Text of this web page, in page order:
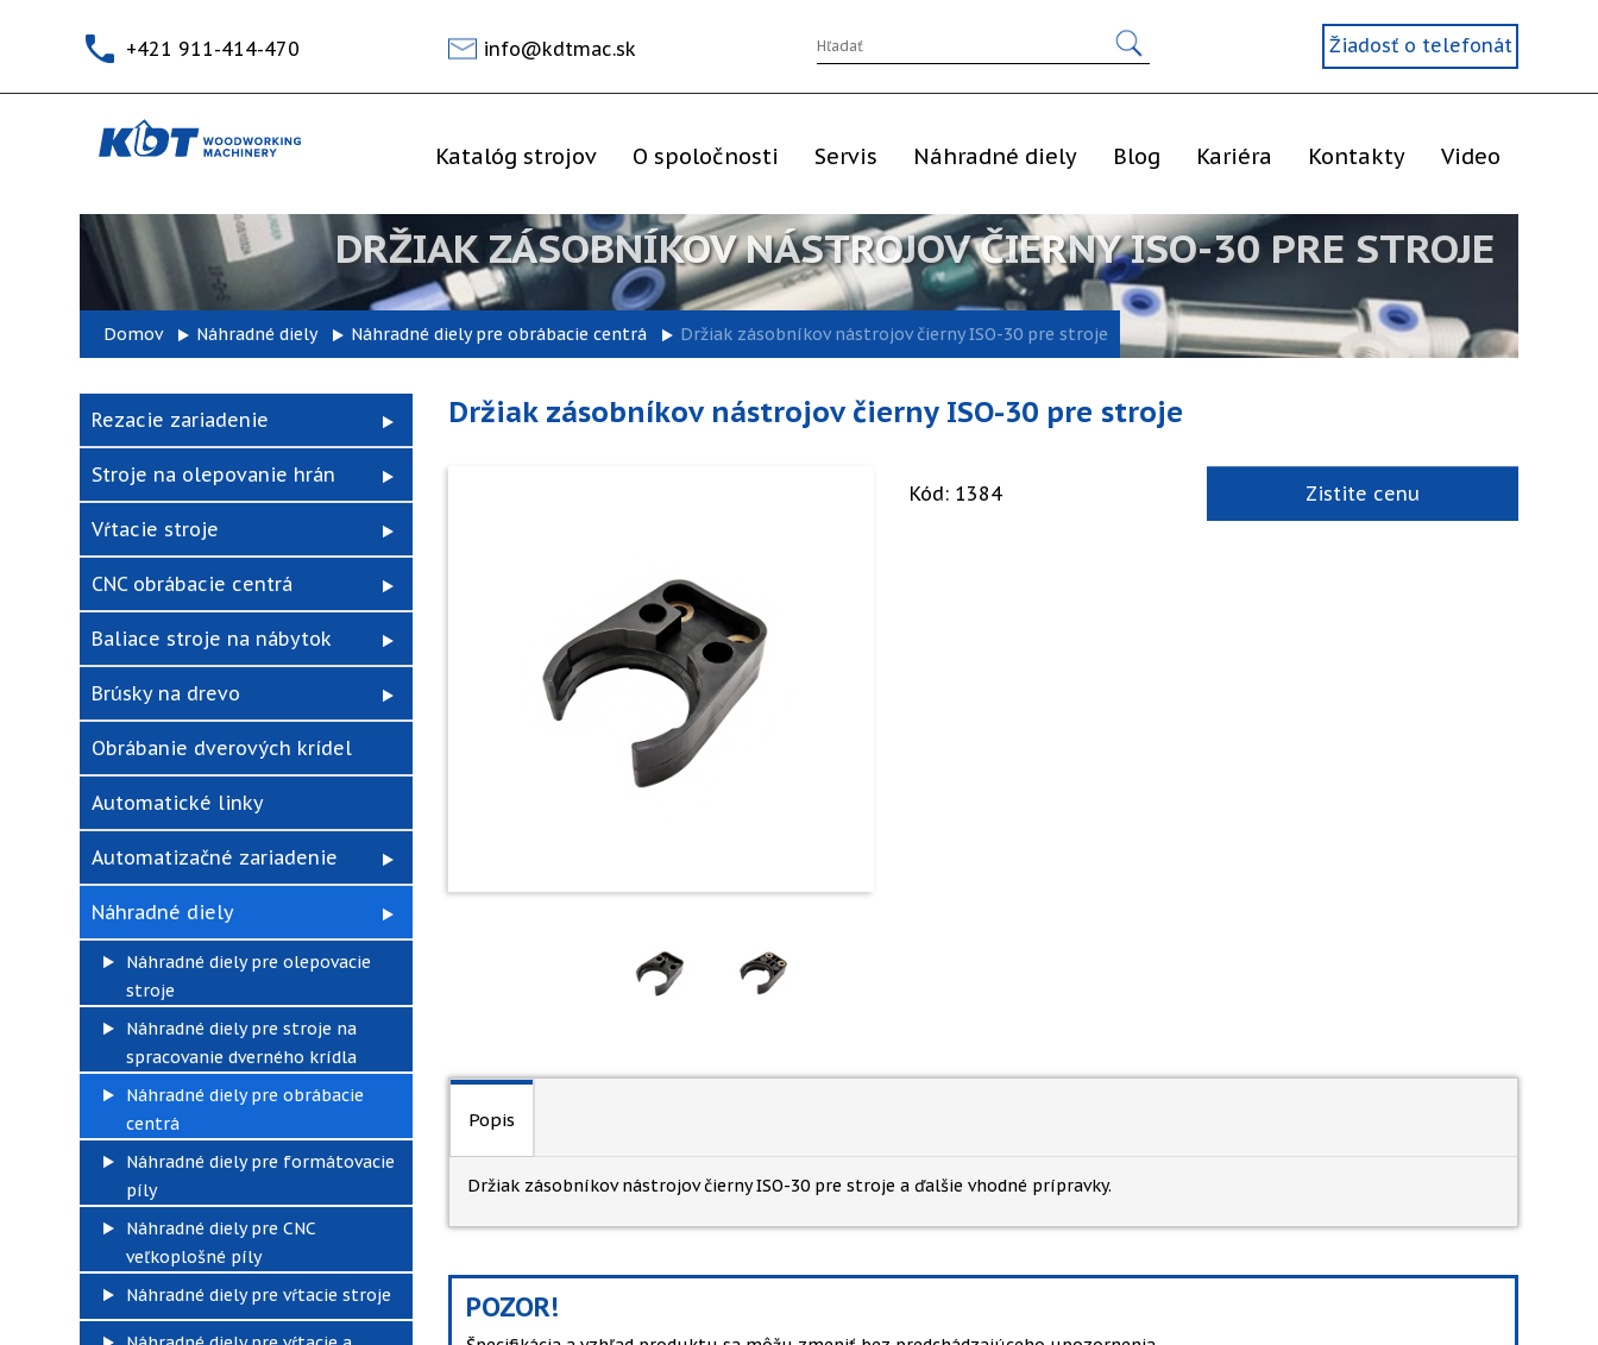
+421 911-414-470 info@kdtmac.sk Žiadosť o telefonát
Katalóg strojov O spoločnosti Servis Náhradné diely Blog Kariéra Kontakty Video
DRŽIAK ZÁSOBNÍKOV NÁSTROJOV ČIERNY ISO-30 PRE STROJE
Domov Náhradné diely Náhradné diely pre obrábacie centrá Držiak zásobníkov nástrojov čierny ISO-30 pre stroje
Rezacie zariadenie
Stroje na olepovanie hrán
Vŕtacie stroje
CNC obrábacie centrá
Baliace stroje na nábytok
Brúsky na drevo
Obrábanie dverových krídel
Automatické linky
Automatizačné zariadenie
Náhradné diely
Náhradné diely pre olepovacie
stroje
Náhradné diely pre stroje na
spracovanie dverného krídla
Náhradné diely pre obrábacie
centrá
Náhradné diely pre formátovacie
píly
Náhradné diely pre CNC
veľkoplošné píly
Náhradné diely pre vŕtacie stroje
Držiak zásobníkov nástrojov čierny ISO-30 pre stroje
Kód: 1384 Zistite cenu
Popis
Držiak zásobníkov nástrojov čierny ISO-30 pre stroje a ďalšie vhodné prípravky.
POZOR!